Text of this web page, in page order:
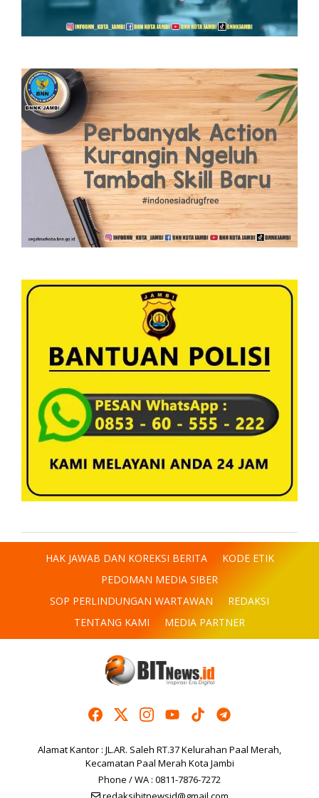
HAK JAWAB DAN KOREKSI BERITA
KODE ETIK
PEDOMAN MEDIA SIBER
SOP PERLINDUNGAN WARTAWAN
REDAKSI
TENTANG KAMI
MEDIA PARTNER
Alamat Kantor : JL.AR. Saleh RT.37 Kelurahan Paal Merah,
Kecamatan Paal Merah Kota Jambi
Phone / WA : 0811-7876-7272